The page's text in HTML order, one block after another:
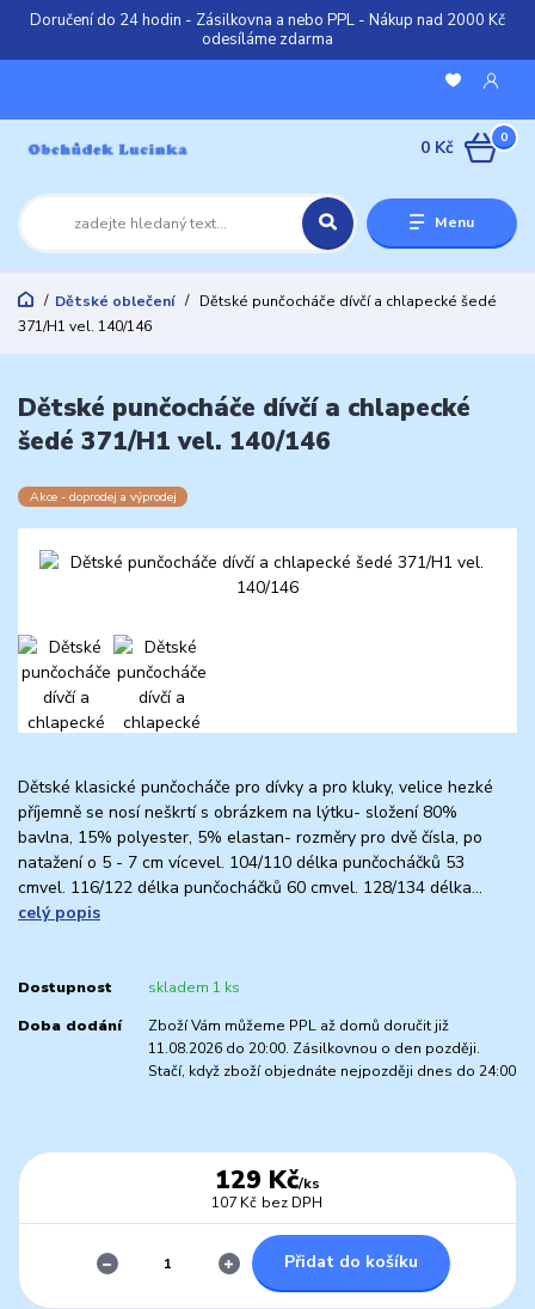
Doručení do 24 hodin - Zásilkovna a nebo PPL - Nákup nad 2000 Kč
odesíláme zdarma
Menu
0
0 Kč
Dětské oblečení
Dětské punčocháče dívčí a chlapecké šedé
371/H1 vel. 140/146
Dětské punčocháče dívčí a chlapecké
šedé 371/H1 vel. 140/146
Akce - doprodej a výprodej
Dětské klasické punčocháče pro dívky a pro kluky, velice hezké
příjemně se nosí neškrtí s obrázkem na lýtku- složení 80%
bavlna, 15% polyester, 5% elastan- rozměry pro dvě čísla, po
natažení o 5 - 7 cm vícevel. 104/110 délka punčocháčků 53
cmvel. 116/122 délka punčocháčků 60 cmvel. 128/134 délka...
celý popis
Dostupnost skladem 1 ks
Doba dodání
Zboží Vám můžeme PPL až domů doručit již
11.08.2026 do 20:00. Zásilkovnou o den později.
Stačí, když zboží objednáte nejpozději dnes do 24:00
129 Kč/ks
107 Kč bez DPH
Přidat do košíku